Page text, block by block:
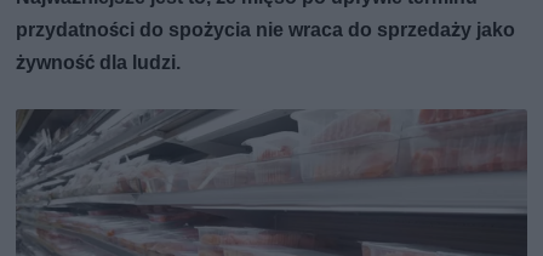
przydatności do spożycia nie wraca do sprzedaży jako
żywność dla ludzi.